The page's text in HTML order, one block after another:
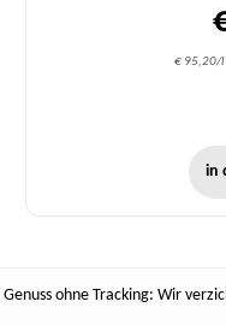
€ 95,20/l
in
Genuss ohne Tracking: Wir